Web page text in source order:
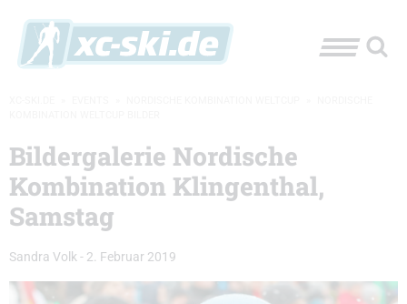
Bildergalerie Nordische
Kombination Klingenthal,
Samstag
Sandra Volk- 2. Februar 2019